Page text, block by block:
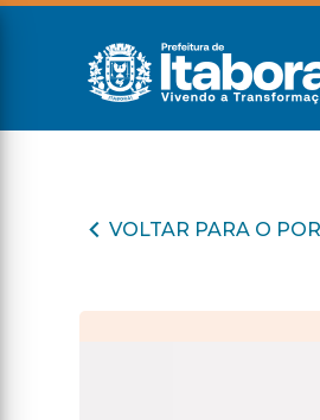
VOLTAR PARA O